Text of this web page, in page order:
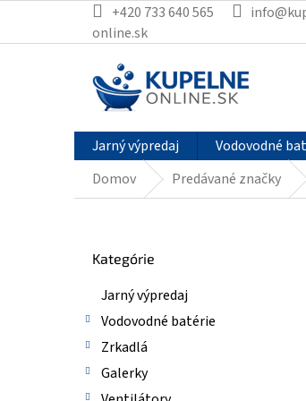
obsah
+420 733 640 565
online.sk
Jarný výpredaj Vodovodné
Domov
Predávané značky
kategórie
Kategórie
Jarný výpredaj
Vodovodné batérie
Zrkadlá
Galerky